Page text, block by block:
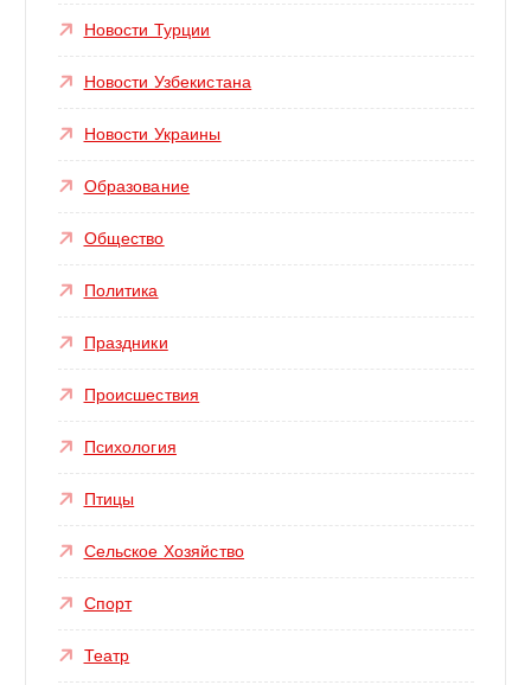
Новости Турции
Новости Узбекистана
Новости Украины
Образование
Общество
Политика
Праздники
Происшествия
Психология
Птицы
Сельское Хозяйство
Спорт
Театр